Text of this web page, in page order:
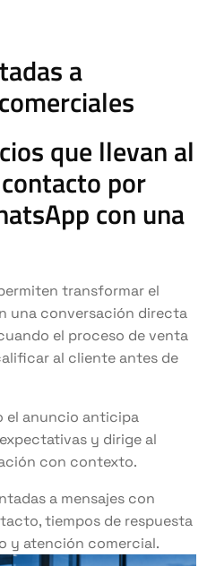
a
que llevan al
por
con una
transformar el
una conversación directa
el proceso de venta
al cliente antes de
el anuncio anticipa
y dirige al
con contexto.
a mensajes con
tiempos de respuesta
y atención comercial.